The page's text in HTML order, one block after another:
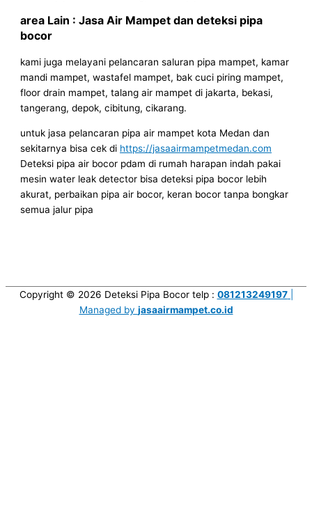
area Lain : Jasa Air Mampet dan deteksi pipa
bocor
kami juga melayani pelancaran saluran pipa mampet, kamar
mandi mampet, wastafel mampet, bak cuci piring mampet,
floor drain mampet, talang air mampet di jakarta, bekasi,
tangerang, depok, cibitung, cikarang.
untuk jasa pelancaran pipa air mampet kota Medan dan
sekitarnya bisa cek di https://jasaairmampetmedan.com
Deteksi pipa air bocor pdam di rumah harapan indah pakai
mesin water leak detector bisa deteksi pipa bocor lebih
akurat, perbaikan pipa air bocor, keran bocor tanpa bongkar
semua jalur pipa
Copyright © 2026 Deteksi Pipa Bocortelp : 081213249197|
Managed by jasaairmampet.co.id